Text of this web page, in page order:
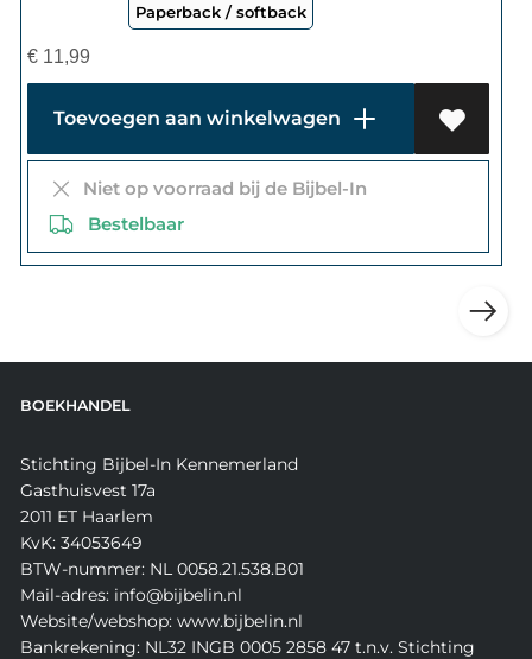
Paperback / softback
€11,99
Toevoegen aan winkelwagen
Niet op voorraad bij de Bijbel-In
Bestelbaar
BOEKHANDEL
Stichting Bijbel-In Kennemerland
Gasthuisvest 17a
2011 ET Haarlem
KvK: 34053649
BTW-nummer: NL 0058.21.538.B01
Mail-adres: info@bijbelin.nl
Website/webshop: www.bijbelin.nl
Bankrekening: NL32 INGB 0005 2858 47 t.n.v. Stichting